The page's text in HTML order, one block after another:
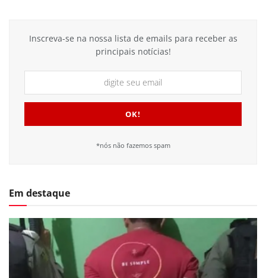
Inscreva-se na nossa lista de emails para receber as
principais notícias!
*nós não fazemos spam
Em destaque